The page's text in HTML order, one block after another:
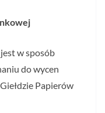
w sposób
do wycen
Papierów